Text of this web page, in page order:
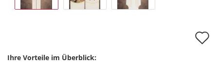
Ihre Vorteile im Überblick: